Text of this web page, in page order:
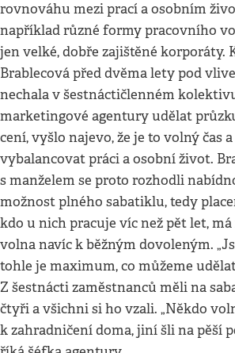
rovnováhu mezi prací a osobním
například různé formy pracovního
jen velké, dobře zajištěné korporáty.
Brablecová před dvěma lety pod
nechala v šestnáctičlenném
marketingové agentury udělat
cení, vyšlo najevo, že je to volný čas a
vybalancovat práci a osobní život.
s manželem se proto rozhodli
možnost plného sabatiklu, tedy
kdo u nich pracuje víc než pět let,
volna navíc k běžným dovoleným.
tohle je maximum, co můžeme
Z šestnácti zaměstnanců měli na
čtyři a všichni si ho vzali. „Někdo
k zahradničení doma, jiní šli na pěší